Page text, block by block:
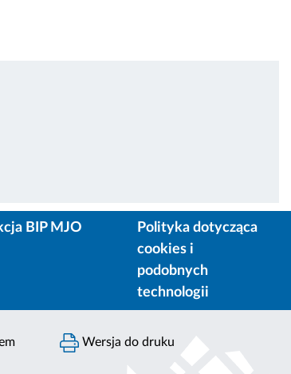
BIP MJO
Polityka dotycząca
cookies i
podobnych
technologii
Wersja do druku